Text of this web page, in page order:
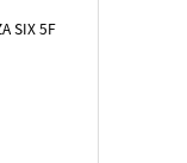
SIX 5F